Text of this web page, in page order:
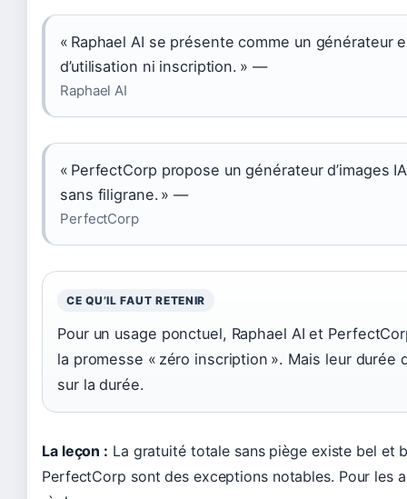
« Raphael AI se présente comme un générateur
d’utilisation ni inscription. » —
Raphael AI
« PerfectCorp propose un générateur d’images
sans filigrane. » —
PerfectCorp
CE QU’IL FAUT RETENIR
Pour un usage ponctuel, Raphael AI et
la promesse « zéro inscription ». Mais leur
sur la durée.
La leçon : La gratuité totale sans piège existe bel et
PerfectCorp sont des exceptions notables. Pour les